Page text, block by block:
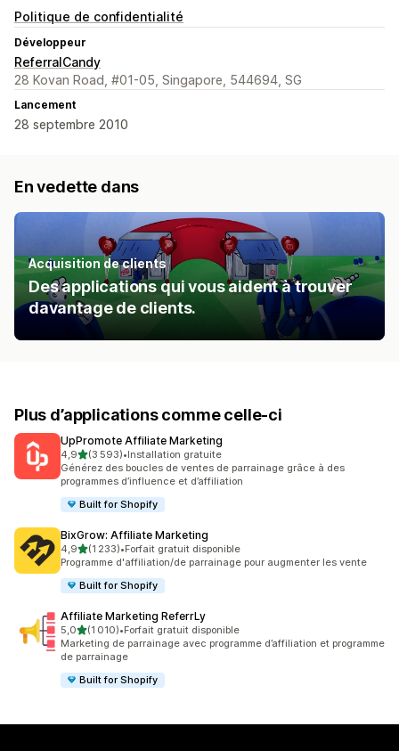
Politique de confidentialité
Développeur
ReferralCandy
28 Kovan Road, #01-05, Singapore, 544694, SG
Lancement
28 septembre 2010
En vedette dans
Acquisition de clients
Des applications qui vous aident à trouver
davantage de clients.
Plus d’applications comme celle-ci
UpPromote Affiliate Marketing
4,9étoile(s) sur 5
(3 593)
3593 avis au total
•Installation gratuite
Générez des boucles de ventes de parrainage grâce à des
programmes d’influence et d’affiliation
Built for Shopify
BixGrow: Affiliate Marketing
4,9étoile(s) sur 5
(1 233)
1233 avis au total
•Forfait gratuit disponible
Programme d'affiliation/de parrainage pour augmenter les vente
Built for Shopify
Affiliate Marketing ReferrLy
5,0étoile(s) sur 5
(1 010)
1010 avis au total
•Forfait gratuit disponible
Marketing de parrainage avec programme d’affiliation et programme
de parrainage
Built for Shopify